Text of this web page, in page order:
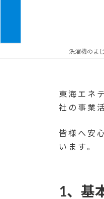
洗濯機のま
東海エネ
社の事業
皆様へ安
います。
1、基